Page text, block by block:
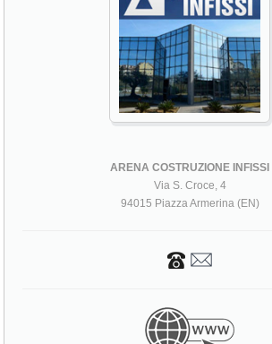
ARENA COSTRUZIONE INFISSI
Via S. Croce, 4
94015 Piazza Armerina (EN)